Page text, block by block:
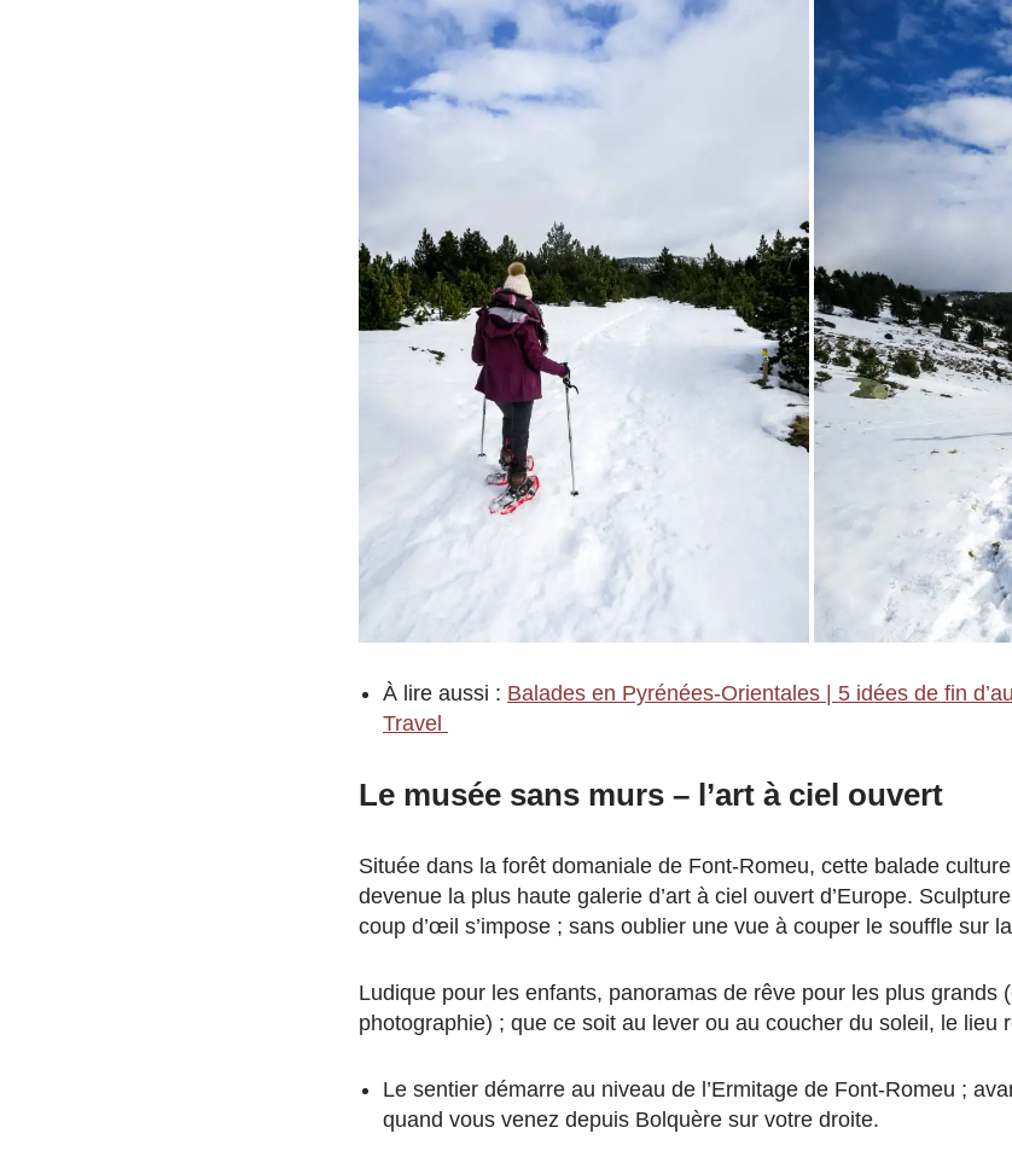
À lire aussi : Balades en Pyrénées-Orientales | 5 idées de fin
Travel
Le musée sans murs – l’art à ciel ouvert
Située dans la forêt domaniale de Font-Romeu, cette balade
devenue la plus haute galerie d’art à ciel ouvert d’Europe.
coup d’œil s’impose ; sans oublier une vue à couper le souffle sur
Ludique pour les enfants, panoramas de rêve pour les plus grands
photographie) ; que ce soit au lever ou au coucher du soleil, le lieu
Le sentier démarre au niveau de l’Ermitage de Font-Romeu ;
quand vous venez depuis Bolquère sur votre droite.